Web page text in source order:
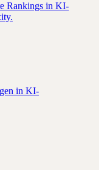
Rankings in KI-
in KI-